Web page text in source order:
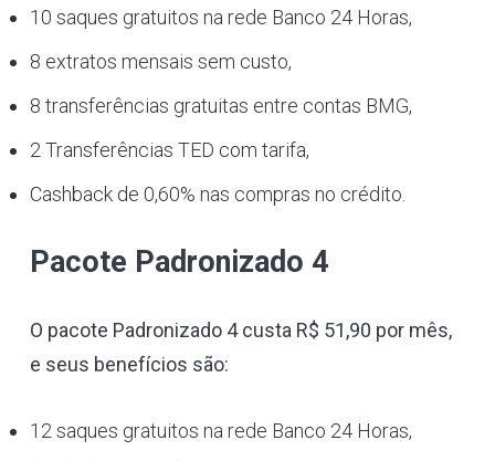
10 saques gratuitos na rede Banco 24 Horas,
8 extratos mensais sem custo,
8 transferências gratuitas entre contas BMG,
2 Transferências TED com tarifa,
Cashback de 0,60% nas compras no crédito.
Pacote Padronizado 4
O pacote Padronizado 4 custa R$ 51,90 por mês,
e seus benefícios são:
12 saques gratuitos na rede Banco 24 Horas,